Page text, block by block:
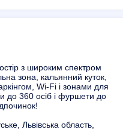
з широким спектром
зона, кальянний куток,
Wi-Fi і зонами для
до 360 осіб і фуршети до
Львівська область,